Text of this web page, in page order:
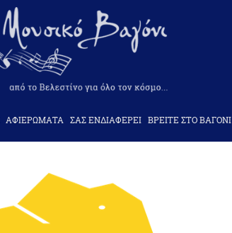
ΑΦΙΕΡΩΜΑΤΑ ΣΑΣ ΕΝΔΙΑΦΕΡΕΙ ΒΡΕΙΤΕ ΣΤΟ ΒΑΓΟΝΙ